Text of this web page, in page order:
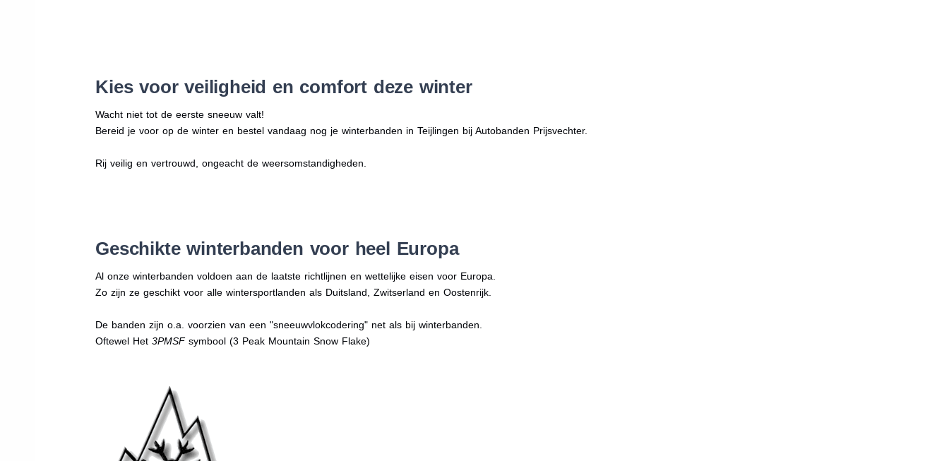
Kies voor veiligheid en comfort deze winter
Wacht niet tot de eerste sneeuw valt!
Bereid je voor op de winter en bestel vandaag nog je winterbanden in Teijlingen bij Autobanden Prijsvechter.
Rij veilig en vertrouwd, ongeacht de weersomstandigheden.
Geschikte winterbanden voor heel Europa
Al onze winterbanden voldoen aan de laatste richtlijnen en wettelijke eisen voor Europa.
Zo zijn ze geschikt voor alle wintersportlanden als Duitsland, Zwitserland en Oostenrijk.
De banden zijn o.a. voorzien van een "sneeuwvlokcodering" net als bij winterbanden.
Oftewel Het3PMSFsymbool (3 Peak Mountain Snow Flake)